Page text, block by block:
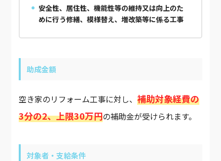
安全性、居住性、機能性等の維持又は向上のた
めに行う修繕、模様替え、増改築等に係る工事
助成金額
空き家のリフォーム工事に対し、補助対象経費の
3分の2、上限30万円の補助金が受けられます。
対象者・支給条件